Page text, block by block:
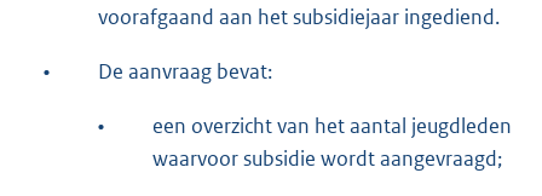
voorafgaand aan het subsidiejaar ingediend.
• De aanvraag bevat:
•
een overzicht van het aantal jeugdleden
waarvoor subsidie wordt aangevraagd;